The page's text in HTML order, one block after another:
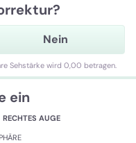
Nein
Sehstärke wird 0,00 betragen.
ein
RECHTES AUGE